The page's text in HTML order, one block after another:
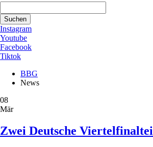
Suchen
Instagram
Youtube
Facebook
Tiktok
BBG
News
08
Mär
Zwei Deutsche